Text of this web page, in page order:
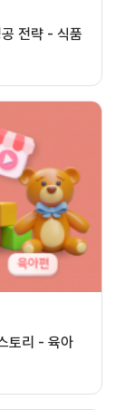
전략 - 식품
토리 - 육아